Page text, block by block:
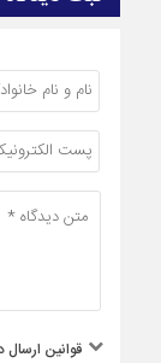
قوانین ارسال